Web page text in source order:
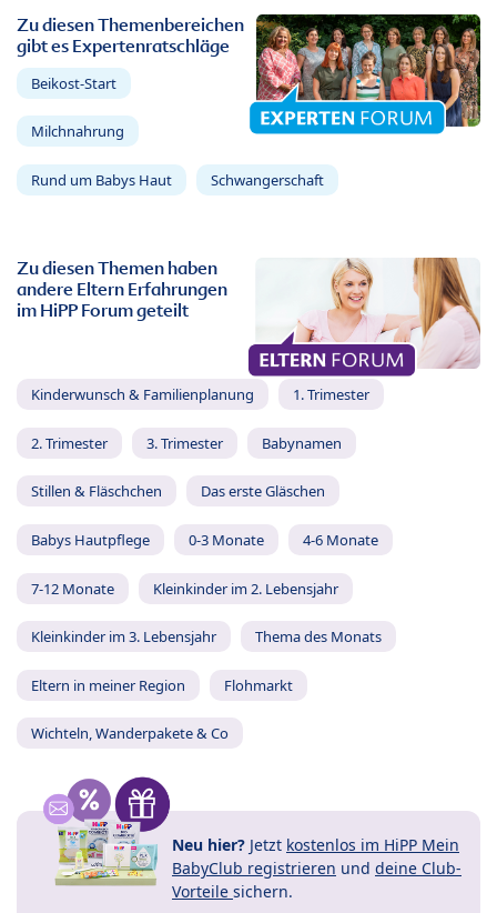
Zu diesen Themenbereichen
gibt es Expertenratschläge
Beikost-Start
Milchnahrung
Rund um Babys Haut Schwangerschaft
Zu diesen Themen haben
andere Eltern Erfahrungen
im HiPP Forum geteilt
Kinderwunsch & Familienplanung 1. Trimester
2. Trimester 3. Trimester Babynamen
Stillen & Fläschchen Das erste Gläschen
Babys Hautpflege 0-3 Monate 4-6 Monate
7-12 Monate Kleinkinder im 2. Lebensjahr
Kleinkinder im 3. Lebensjahr Thema des Monats
Eltern in meiner Region Flohmarkt
Wichteln, Wanderpakete & Co
Neu hier? Jetzt kostenlos im HiPP Mein
BabyClub registrieren und deine Club-
Vorteile sichern.